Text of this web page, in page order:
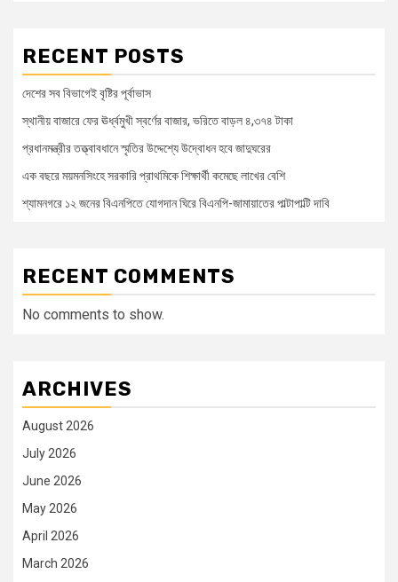
RECENT POSTS
দেশের সব বিভাগেই বৃষ্টির পূর্বাভাস
স্থানীয় বাজারে ফের ঊর্ধ্বমুখী স্বর্ণের বাজার, ভরিতে বাড়ল ৪,৩৭৪ টাকা
প্রধানমন্ত্রীর তত্ত্বাবধানে স্মৃতির উদ্দেশ্যে উদ্বোধন হবে জাদুঘরের
এক বছরে ময়মনসিংহে সরকারি প্রাথমিকে শিক্ষার্থী কমেছে লাখের বেশি
শ্যামনগরে ১২ জনের বিএনপিতে যোগদান ঘিরে বিএনপি-জামায়াতের পাল্টাপাল্টি দাবি
RECENT COMMENTS
No comments to show.
ARCHIVES
August 2026
July 2026
June 2026
May 2026
April 2026
March 2026